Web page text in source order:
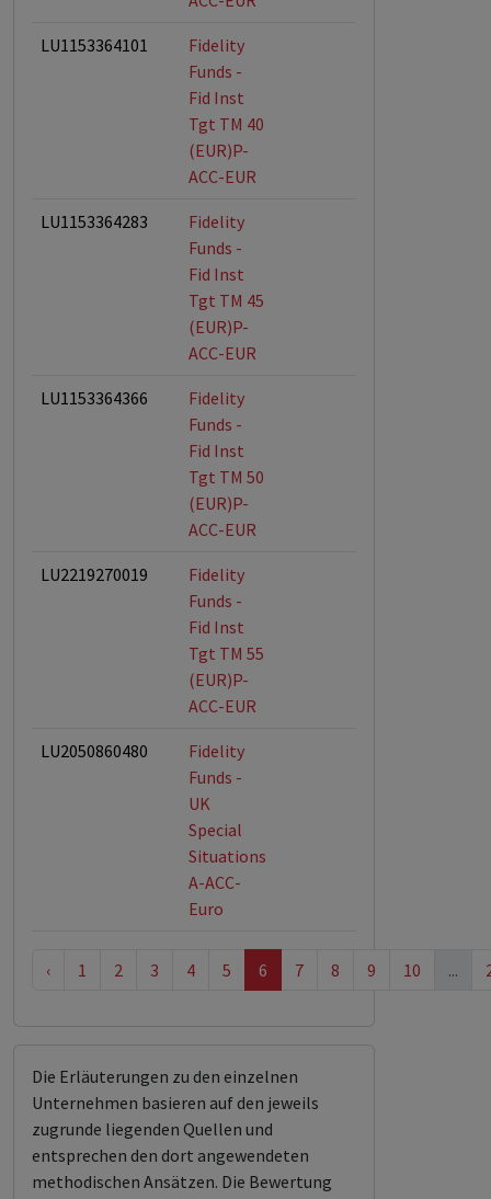
LU1153364101
Fidelity
Funds -
Fid Inst
Tgt TM 40
(EUR)P-
ACC-EUR
LU1153364283
Fidelity
Funds -
Fid Inst
Tgt TM 45
(EUR)P-
ACC-EUR
LU1153364366
Fidelity
Funds -
Fid Inst
Tgt TM 50
(EUR)P-
ACC-EUR
LU2219270019
Fidelity
Funds -
Fid Inst
Tgt TM 55
(EUR)P-
ACC-EUR
LU2050860480
Fidelity
Funds -
UK
Special
Situations
A-ACC-
Euro
‹ 1 2 3 4 5 6 7 8 9 10 ...
Die Erläuterungen zu den einzelnen
Unternehmen basieren auf den jeweils
zugrunde liegenden Quellen und
entsprechen den dort angewendeten
methodischen Ansätzen. Die Bewertung